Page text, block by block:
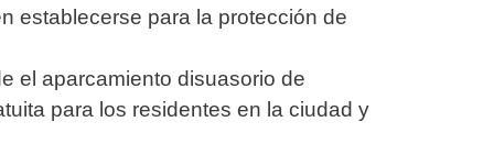
establecerse para la protección de
el aparcamiento disuasorio de
para los residentes en la ciudad y